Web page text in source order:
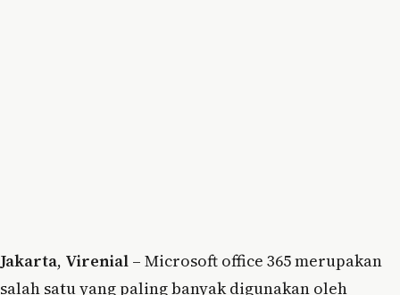
Jakarta, Virenial – Microsoft office 365 merupakan
salah satu yang paling banyak digunakan oleh